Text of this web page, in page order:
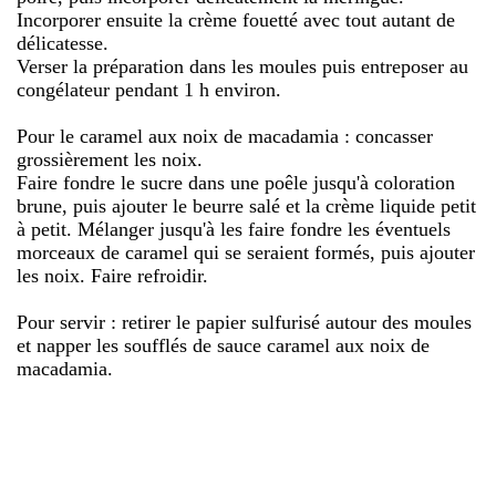
Incorporer ensuite la crème fouetté avec tout autant de
délicatesse.
Verser la préparation dans les moules puis entreposer au
congélateur pendant 1 h environ.
Pour le caramel aux noix de macadamia : concasser
grossièrement les noix.
Faire fondre le sucre dans une poêle jusqu'à coloration
brune, puis ajouter le beurre salé et la crème liquide petit
à petit. Mélanger jusqu'à les faire fondre les éventuels
morceaux de caramel qui se seraient formés, puis ajouter
les noix. Faire refroidir.
Pour servir : retirer le papier sulfurisé autour des moules
et napper les soufflés de sauce caramel aux noix de
macadamia.